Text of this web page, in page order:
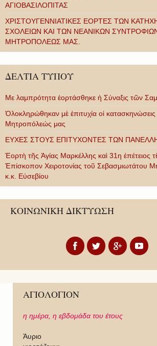
ΑΓΙΟΒΑΣΙΛΟΠΙΤΑΣ
ΧΡΙΣΤΟΥΓΕΝΝΙΑΤΙΚΕΣ ΕΟΡΤΕΣ ΤΩΝ
ΣΧΟΛΕΙΩΝ ΚΑΙ ΤΩΝ ΝΕΑΝΙΚΩΝ
ΜΗΤΡΟΠΟΛΕΩΣ ΜΑΣ.
ΔΕΛΤΙΑ ΤΥΠΟΥ
Με λαμπρότητα ἑορτάσθηκε ἡ Σύναξις τῶν
Ὁλοκληρώθηκαν μὲ ἐπιτυχία οἱ κατασκηνώσεις
Μητροπόλεώς μας
ΕΥΧΕΣ ΣΤΟΥΣ ΕΠΙΤΥΧΟΝΤΕΣ ΤΩΝ
Ἑορτὴ τῆς Ἁγίας Μαρκέλλης καὶ 31η ἐπέτειος
Ἐπίσκοπον Χειροτονίας τοῦ Σεβασμιωτάτου
κ.κ. Εὐσεβίου
ΚΟΙΝΩΝΙΚΗ ΔΙΚΤΥΩΣΗ
ΑΓΙΟΛΟΓΙΟΝ
η ημέρα, η εβδομάδα του έτους
Άυριο